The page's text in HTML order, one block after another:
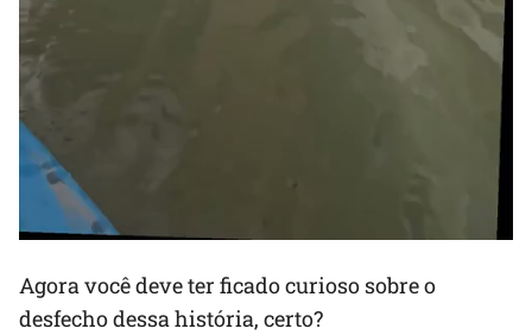
Agora você deve ter ficado curioso sobre o
desfecho dessa história, certo?